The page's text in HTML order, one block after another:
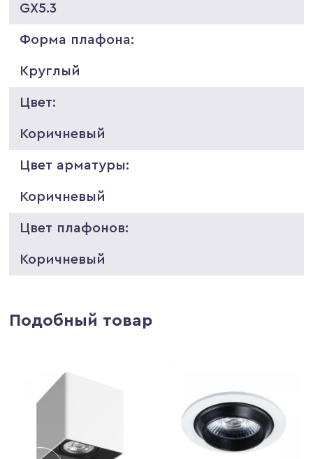
GX5.3
Форма плафона:
Круглый
Цвет:
Коричневый
Цвет арматуры:
Коричневый
Цвет плафонов:
Коричневый
Подобный товар